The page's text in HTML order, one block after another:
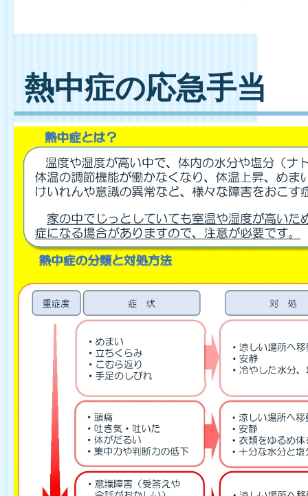
熱中症の応急手当